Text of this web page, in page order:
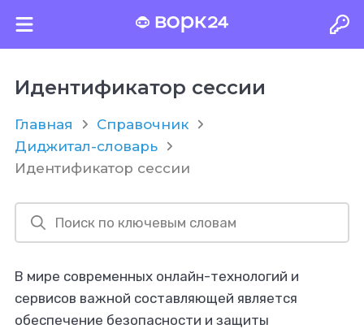
Идентификатор сессии
Главная
Справочник
Диджитал-словарь
Идентификатор сессии
В мире современных онлайн-технологий и
сервисов важной составляющей является
обеспечение безопасности и защиты